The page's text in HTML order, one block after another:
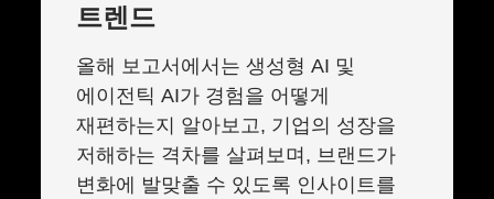
트렌드
올해 보고서에서는 생성형 AI 및
에이전틱 AI가 경험을 어떻게
재편하는지 알아보고, 기업의 성장을
저해하는 격차를 살펴보며, 브랜드가
변화에 발맞출 수 있도록 인사이트를